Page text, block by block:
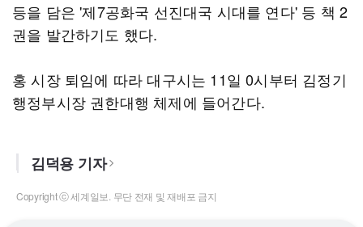
등을 담은 '제7공화국 선진대국 시대를 연다' 등 책 2
권을 발간하기도 했다.
홍 시장 퇴임에 따라 대구시는 11일 0시부터 김정기
행정부시장 권한대행 체제에 들어간다.
김덕용 기자
Copyright ⓒ 세계일보. 무단 전재 및 재배포 금지